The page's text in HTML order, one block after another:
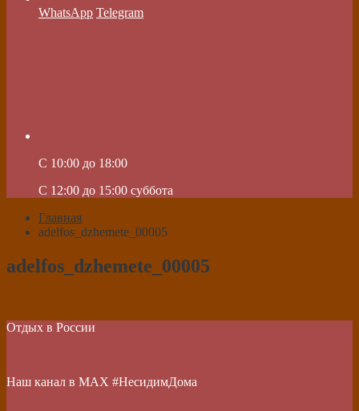
WhatsApp Telegram
C 10:00 до 18:00
C 12:00 до 15:00 суббота
Главная
adelfos_dzhemete_00005
adelfos_dzhemete_00005
Отдых в России
Наш канал в МАХ #НесидимДома